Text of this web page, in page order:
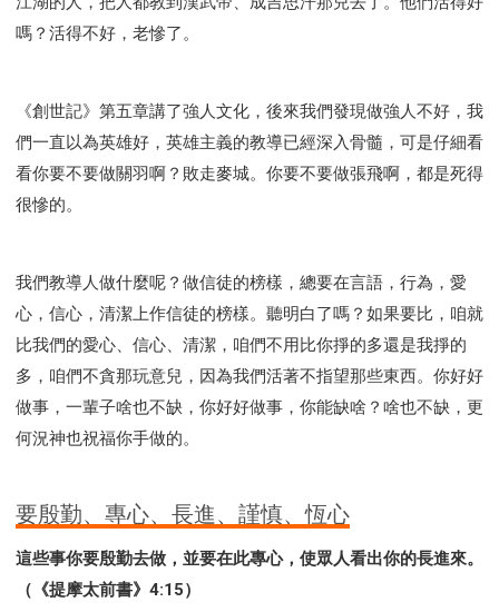
嗎？活得不好，老慘了。
《創世記》第五章講了強人文化，後來我們發現做強人不好，我
們一直以為英雄好，英雄主義的教導已經深入骨髓，可是仔細看
看你要不要做關羽啊？敗走麥城。你要不要做張飛啊，都是死得
很慘的。
我們教導人做什麼呢？做信徒的榜樣，總要在言語，行為，愛
心，信心，清潔上作信徒的榜樣。聽明白了嗎？如果要比，咱就
比我們的愛心、信心、清潔，咱們不用比你掙的多還是我掙的
多，咱們不貪那玩意兒，因為我們活著不指望那些東西。你好好
做事，一輩子啥也不缺，你好好做事，你能缺啥？啥也不缺，更
何況神也祝福你手做的。
要殷勤、專心、長進、謹慎、恆心
這些事你要殷勤去做，並要在此專心，使眾人看出你的長進來。
（《提摩太前書》4:15）